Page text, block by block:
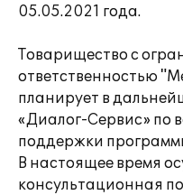
05.05.2021 года.
Товарищество с
ответственностью
планирует в
«Диалог-Сервис» по
поддержки
В настоящее время
консультационная